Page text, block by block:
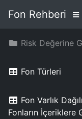
Fon Rehberi
Risk Değerine
Fon Türleri
Fon Varlık
Fonların İçeriklere